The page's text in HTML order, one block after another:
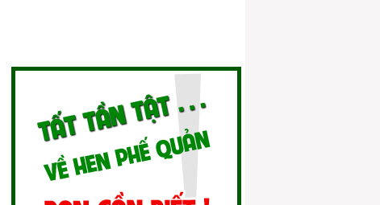
hen
Điều trị dự phòng hen phế quản bằng
thuốc hen thảo dược
Xử lý cơn cấp tính đúng cách
Sai lầm trong điều trị hen phế quản
Hen phế quản và nỗi lo tác dụng phụ của